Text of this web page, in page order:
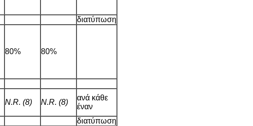
διατύπωση
80% 80%
N.R. (8) N.R. (8)
ανά κάθε
έναν
διατύπωση